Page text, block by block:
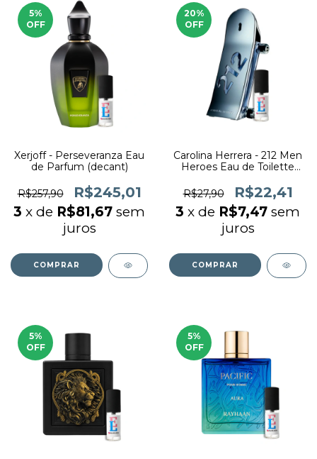
5%
OFF
Xerjoff - Perseveranza Eau
de Parfum (decant)
R$257,90 R$245,01
3 x de R$81,67 sem
juros
COMPRAR
20%
OFF
Carolina Herrera - 212 Men
Heroes Eau de Toilette
R$27,90
R$22,41
3 x de R$7,47 sem
juros
COMPRAR
5%
OFF
5%
OFF